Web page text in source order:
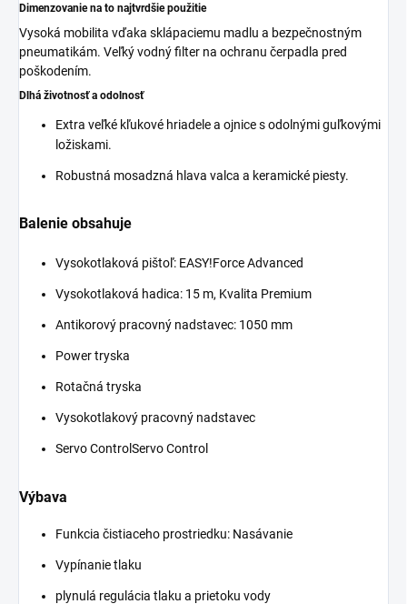
Dimenzovanie na to najtvrdšie použitie
Vysoká mobilita vďaka sklápaciemu madlu a bezpečnostným
pneumatikám. Veľký vodný filter na ochranu čerpadla pred
poškodením.
Dlhá životnosť a odolnosť
Extra veľké kľukové hriadele a ojnice s odolnými guľkovými
ložiskami.
Robustná mosadzná hlava valca a keramické piesty.
Balenie obsahuje
Vysokotlaková pištoľ: EASY!ForceAdvanced
Vysokotlaková hadica: 15 m, Kvalita Premium
Antikorový pracovný nadstavec: 1050 mm
Power tryska
Rotačná tryska
Vysokotlakový pracovný nadstavec
Servo ControlServo Control
Výbava
Funkcia čistiaceho prostriedku: Nasávanie
Vypínanie tlaku
plynulá regulácia tlaku a prietoku vody